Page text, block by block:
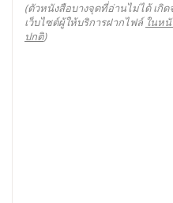
(ตัวหนังสือบางจุดที่อ่านไม่ได้ เกิ
เว็บไซต์ผู้ให้บริการฝากไฟล์ ในห
ปกติ)